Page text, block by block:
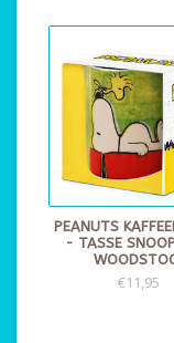
PEANUTS
- TASSE
€11,95